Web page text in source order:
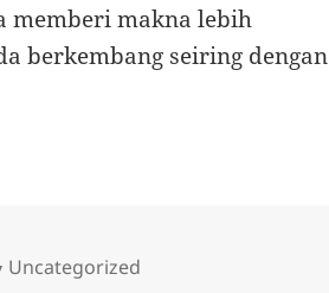
memberi makna lebih
berkembang seiring dengan
Categories
Uncategorized